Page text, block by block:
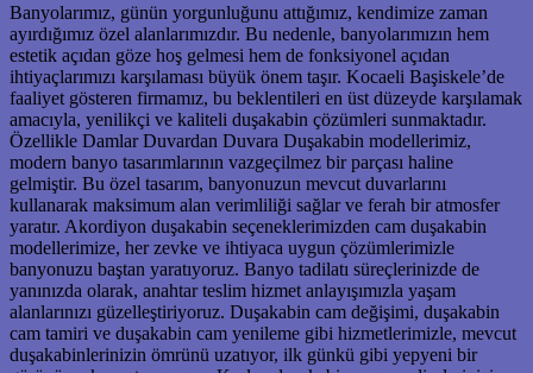
Banyolarımız, günün yorgunluğunu attığımız, kendimize zaman
ayırdığımız özel alanlarımızdır. Bu nedenle, banyolarımızın hem
estetik açıdan göze hoş gelmesi hem de fonksiyonel açıdan
ihtiyaçlarımızı karşılaması büyük önem taşır. Kocaeli Başiskele’de
faaliyet gösteren firmamız, bu beklentileri en üst düzeyde karşılamak
amacıyla, yenilikçi ve kaliteli duşakabin çözümleri sunmaktadır.
Özellikle Damlar Duvardan Duvara Duşakabin modellerimiz,
modern banyo tasarımlarının vazgeçilmez bir parçası haline
gelmiştir. Bu özel tasarım, banyonuzun mevcut duvarlarını
kullanarak maksimum alan verimliliği sağlar ve ferah bir atmosfer
yaratır. Akordiyon duşakabin seçeneklerimizden cam duşakabin
modellerimize, her zevke ve ihtiyaca uygun çözümlerimizle
banyonuzu baştan yaratıyoruz. Banyo tadilatı süreçlerinizde de
yanınızda olarak, anahtar teslim hizmet anlayışımızla yaşam
alanlarınızı güzelleştiriyoruz. Duşakabin cam değişimi, duşakabin
cam tamiri ve duşakabin cam yenileme gibi hizmetlerimizle, mevcut
duşakabinlerinizin ömrünü uzatıyor, ilk günkü gibi yepyeni bir